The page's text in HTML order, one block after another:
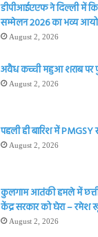
डीपीआईएएफ ने दिल्ली में
सम्मेलन 2026 का भव्य
August 2, 2026
अवैध कच्ची महुआ शराब पर
August 2, 2026
पहली ही बारिश में
August 2, 2026
कुलगाम आतंकी हमले में
केंद्र सरकार को घेरा – रमेश
August 2, 2026